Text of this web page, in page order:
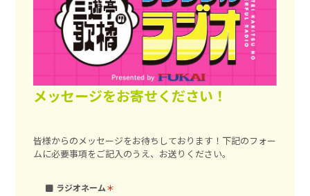
メッセージをお寄せください！
皆様からのメッセージをお待ちしております！下記のフォー
ムに必要事項をご記入のうえ、お送りください。
ラジオネーム＊